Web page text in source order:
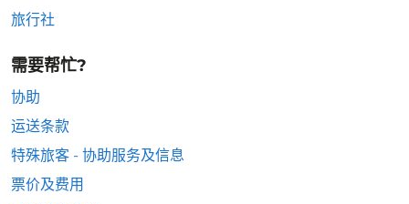
旅行社
需要帮忙?
协助
运送条款
特殊旅客 - 协助服务及信息
票价及费用